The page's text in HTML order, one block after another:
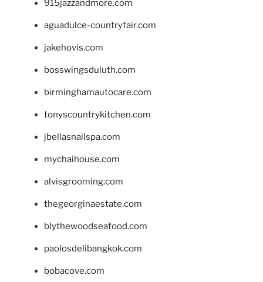
915jazzandmore.com
aguadulce-countryfair.com
jakehovis.com
bosswingsduluth.com
birminghamautocare.com
tonyscountrykitchen.com
jbellasnailspa.com
mychaihouse.com
alvisgrooming.com
thegeorginaestate.com
blythewoodseafood.com
paolosdelibangkok.com
bobacove.com